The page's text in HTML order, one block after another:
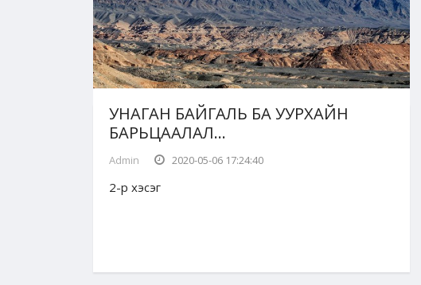
УНАГАН БАЙГАЛЬ БА УУРХАЙН
БАРЬЦААЛАЛ...
Admin 2020-05-06 17:24:40
2-р хэсэг